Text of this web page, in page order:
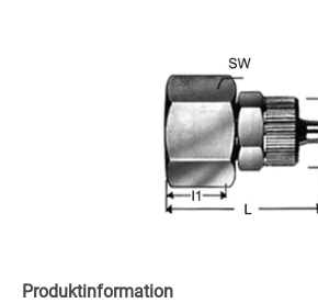
Produktinformation